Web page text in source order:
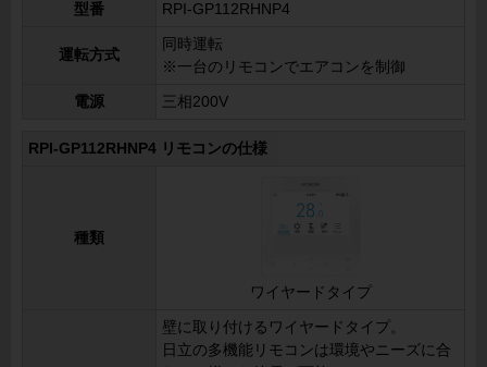
型番 RPI-GP112RHNP4
運転方式
同時運転
※一台のリモコンでエアコンを制御
電源 三相200V
RPI-GP112RHNP4 リモコンの仕様
種類
ワイヤードタイプ
壁に取り付けるワイヤードタイプ。
日立の多機能リモコンは環境やニーズに合